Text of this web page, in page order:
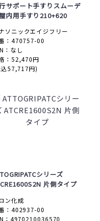
サポート手すりスムーデ
内用手すり210+620
ソニックエイジフリー
：470757-00
：なし
：52,470円
57,717円)
シリーズ
片側タイプ
ン化成
：402937-00
：4970210036570